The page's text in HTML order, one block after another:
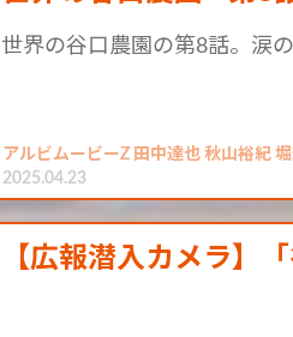
世界の谷口農園の第8話。涙
アルビムービーZ 田中達也 秋山裕紀
2025.04.23
【広報潜入カメラ】